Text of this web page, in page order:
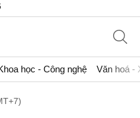
học - Công nghệ Văn hoá -